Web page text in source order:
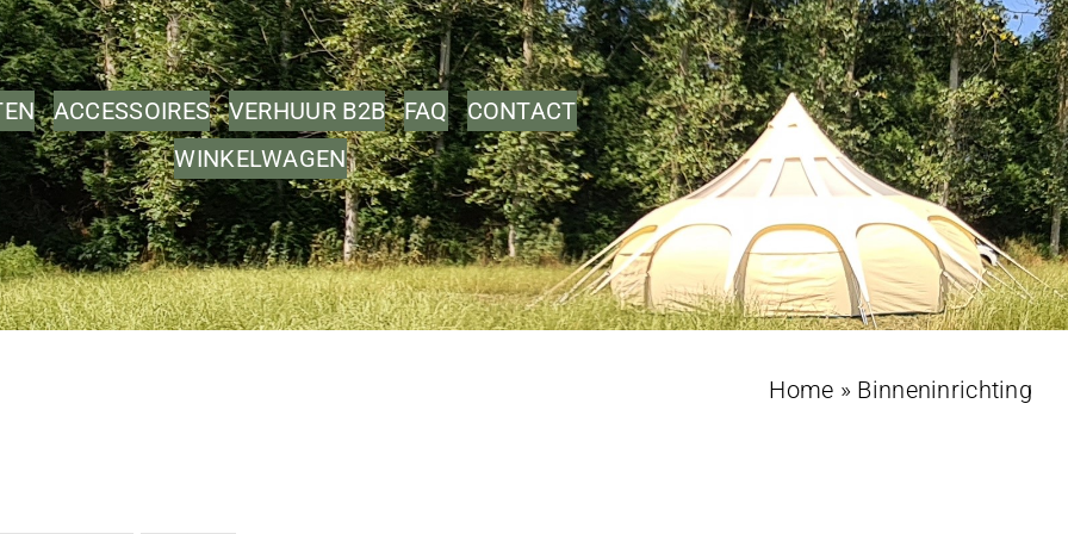
ACCESSOIRES VERHUUR B2B FAQ
CONTACT
WINKELWAGEN
Home » Binneninrichting